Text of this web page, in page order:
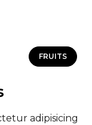
FRUITS
adipisicing